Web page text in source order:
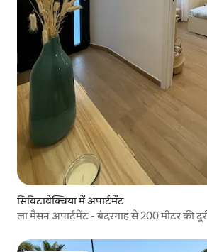
सिविटावेक्चिया में अपार्टमेंट
ला मैसन अपार्टमेंट - बंदरगाह से 200 मीटर की